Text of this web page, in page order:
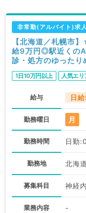
非常勤(アルバイト)求人
【北海道／札幌市
給9万円◎駅近くの
診・処方のゆったり
1日10万円以上 人気エリ
給与 日
勤務曜日 月
勤務時間 日勤
勤務地 北海
募集科目
業務内容 -